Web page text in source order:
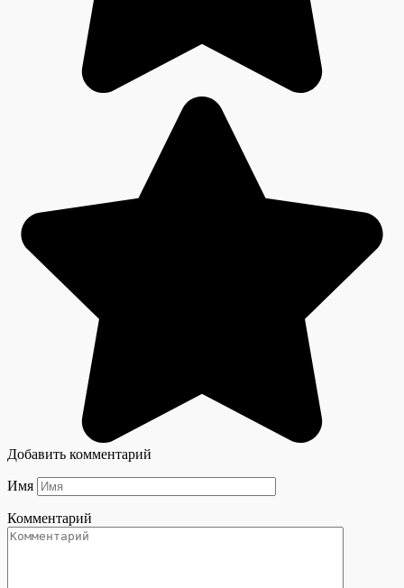
Добавить комментарий
Имя
Комментарий